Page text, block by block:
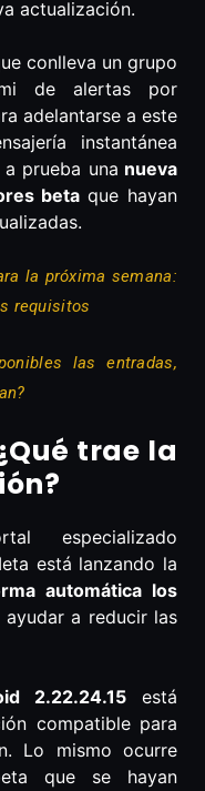
actualización.
conlleva un grupo
de alertas por
adelantarse a este
instantánea
prueba una nueva
betaque hayan
la próxima semana:
requisitos
las entradas,
trae la
especializado
está lanzando la
automática los
a reducir las
2.22.24.15está
compatible para
Lo mismo ocurre
que se hayan